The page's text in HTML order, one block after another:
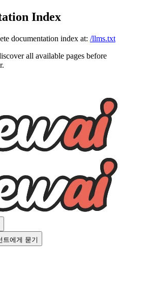
Index
documentation index at: /llms.txt
all available pages before
트에게 묻기